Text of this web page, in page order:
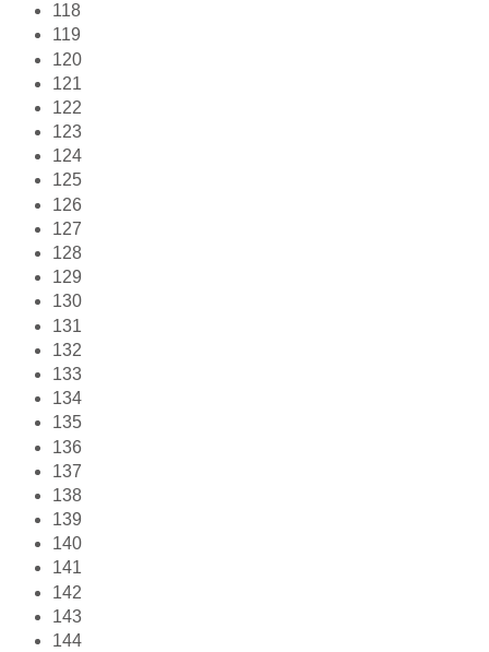
118
119
120
121
122
123
124
125
126
127
128
129
130
131
132
133
134
135
136
137
138
139
140
141
142
143
144